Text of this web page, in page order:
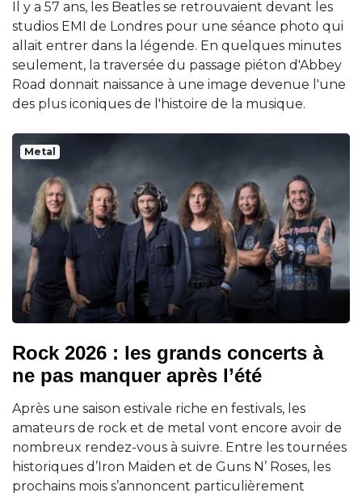
Il y a 57 ans, les Beatles se retrouvaient devant les
studios EMI de Londres pour une séance photo qui
allait entrer dans la légende. En quelques minutes
seulement, la traversée du passage piéton d'Abbey
Road donnait naissance à une image devenue l'une
des plus iconiques de l'histoire de la musique.
Metal
Rock 2026 : les grands concerts à
ne pas manquer après l’été
Après une saison estivale riche en festivals, les
amateurs de rock et de metal vont encore avoir de
nombreux rendez-vous à suivre. Entre les tournées
historiques d’Iron Maiden et de Guns N’ Roses, les
prochains mois s’annoncent particulièrement